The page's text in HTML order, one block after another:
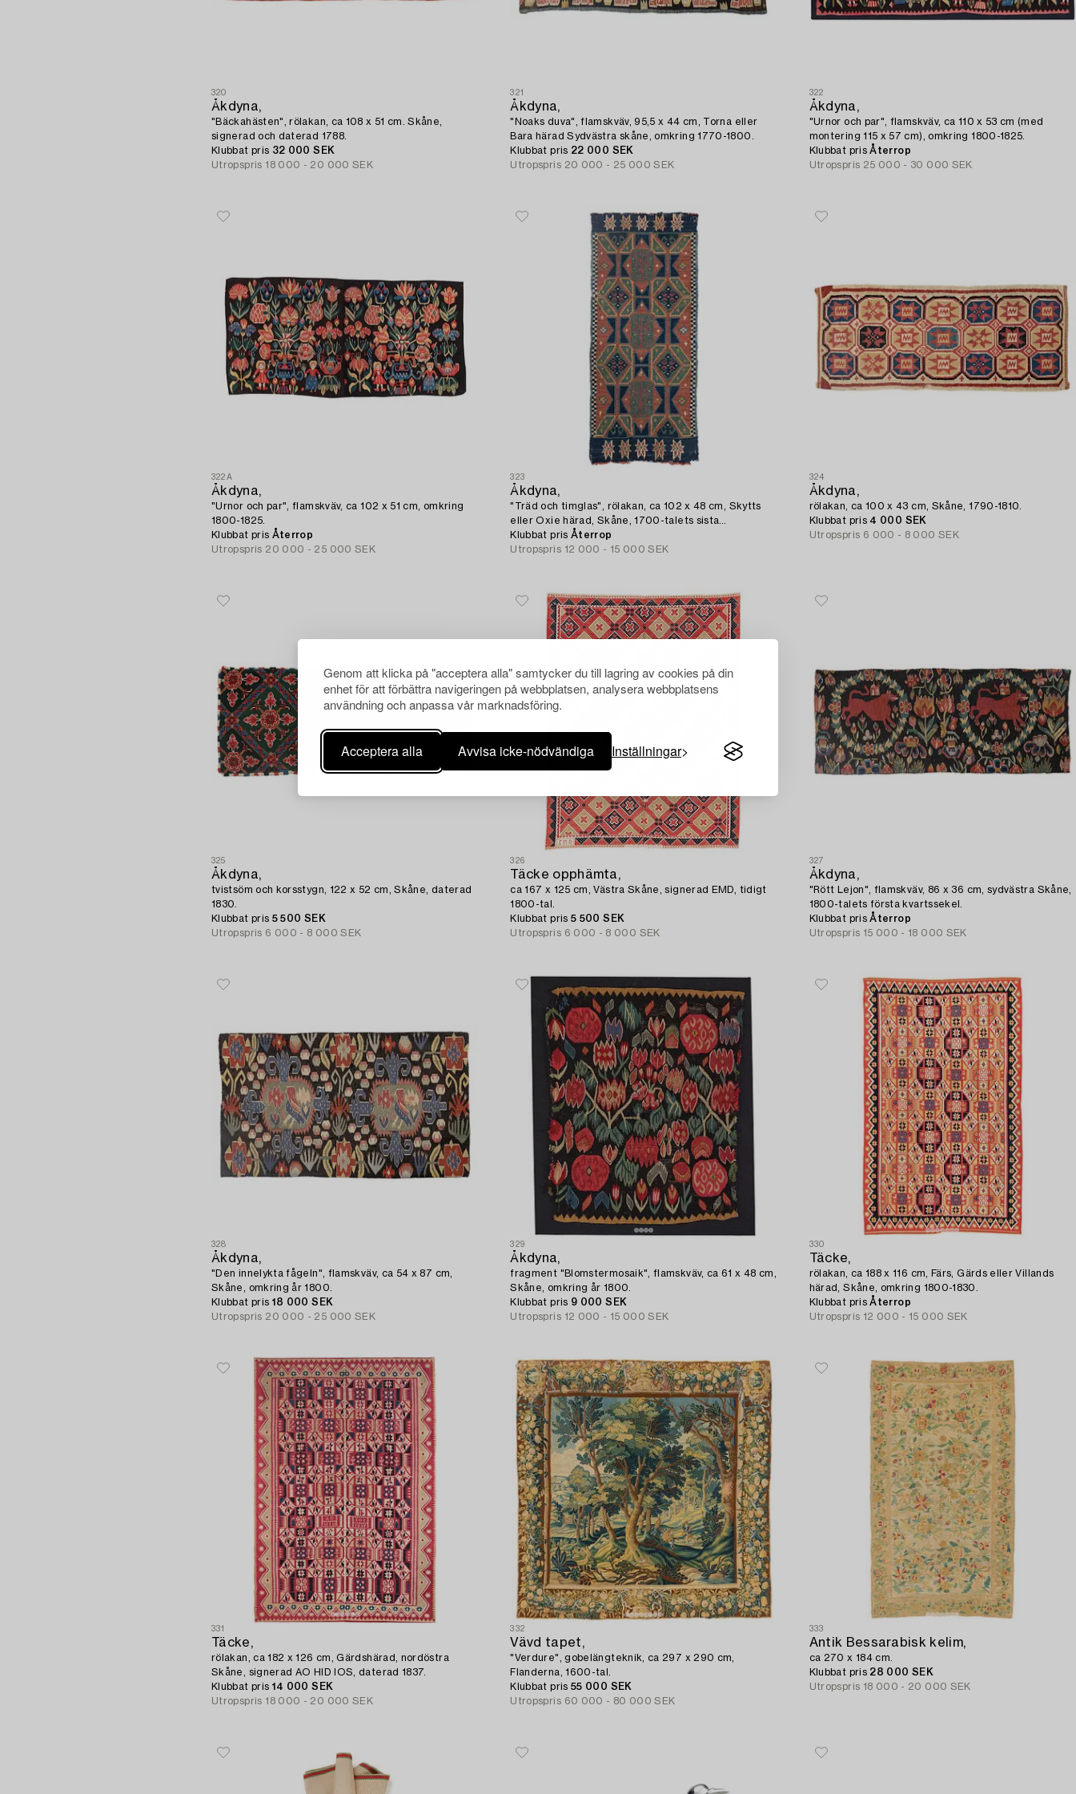
Genom att klicka på "acceptera alla" samtycker du till lagring av cookies på din
enhet för att förbättra navigeringen på webbplatsen, analysera webbplatsens
användning och anpassa vår marknadsföring.
Acceptera alla Avvisa icke-nödvändiga Inställningar
320
Åkdyna,
"Bäckahästen", rölakan, ca 108 x 51 cm. Skåne,
signerad och daterad 1788.
Klubbat pris 32 000 SEK
Utropspris 18 000 - 20 000 SEK
321
Åkdyna,
"Noaks duva", flamskväv, 95,5 x 44 cm, Torna eller
Bara härad Sydvästra skåne, omkring 1770-1800.
Klubbat pris 22 000 SEK
Utropspris 20 000 - 25 000 SEK
322
Åkdyna,
"Urnor och par", flamskväv, ca 110 x 53 cm (med
montering 115 x 57 cm), omkring 1800-1825.
Klubbat prisÅterrop
Utropspris 25 000 - 30 000 SEK
322A
Åkdyna,
"Urnor och par", flamskväv, ca 102 x 51 cm, omkring
1800-1825.
Klubbat pris Återrop
Utropspris 20 000 - 25 000 SEK
323
Åkdyna,
"Träd och timglas", rölakan, ca 102 x 48 cm, Skytts
eller Oxie härad, Skåne, 1700-talets sista
kvartssekel.
Klubbat prisÅterrop
Utropspris 12 000 - 15 000 SEK
324
Åkdyna,
rölakan, ca 100 x 43 cm, Skåne, 1790-1810.
Klubbat pris 4 000 SEK
Utropspris 6 000 - 8 000 SEK
325
Åkdyna,
tvistsöm och korsstygn, 122 x 52 cm, Skåne, daterad
1830.
Klubbat pris 5 500 SEK
Utropspris 6 000 - 8 000 SEK
326
Täcke opphämta,
ca 167 x 125 cm, Västra Skåne, signerad EMD, tidigt
1800-tal.
Klubbat pris5 500 SEK
Utropspris 6 000 - 8 000 SEK
327
Åkdyna,
"Rött Lejon", flamskväv, 86 x 36 cm, sydvästra Skåne,
1800-talets första kvartssekel.
Klubbat prisÅterrop
Utropspris 15 000 - 18 000 SEK
328
Åkdyna,
"Den innelykta fågeln", flamskväv, ca 54 x 87 cm,
Skåne, omkring år 1800.
Klubbat pris 18 000 SEK
Utropspris 20 000 - 25 000 SEK
329
Åkdyna,
fragment "Blomstermosaik", flamskväv, ca 61 x 48 cm,
Skåne, omkring år 1800.
Klubbat pris 9 000 SEK
Utropspris 12 000 - 15 000 SEK
330
Täcke,
rölakan, ca 188 x 116 cm, Färs, Gärds eller Villands
härad, Skåne, omkring 1800-1830.
Klubbat prisÅterrop
Utropspris 12 000 - 15 000 SEK
331
Täcke,
rölakan, ca 182 x 126 cm, Gärdshärad, nordöstra
Skåne, signerad AO HID IOS, daterad 1837.
Klubbat pris 14 000 SEK
Utropspris 18 000 - 20 000 SEK
332
Vävd tapet,
"Verdure", gobelängteknik, ca 297 x 290 cm,
Flanderna, 1600-tal.
Klubbat pris55 000 SEK
Utropspris 60 000 - 80 000 SEK
333
Antik Bessarabisk kelim,
ca 270 x 184 cm.
Klubbat pris 28 000 SEK
Utropspris 18 000 - 20 000 SEK